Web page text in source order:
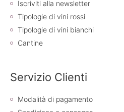
Iscriviti alla newsletter
Tipologie di vini rossi
Tipologie di vini bianchi
Cantine
Servizio Clienti
Modalità di pagamento